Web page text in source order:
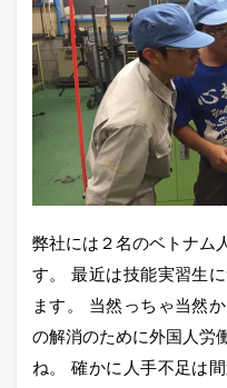
弊社には２名のベトナム
す。 最近は技能実習生
ます。 当然っちゃ当然
の解消のために外国人労
ね。 確かに人手不足は